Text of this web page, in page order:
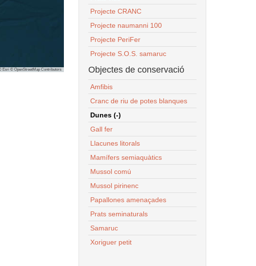
Esri © OpenStreetMap Contributors
Projecte CRANC
Projecte naumanni 100
Projecte PeriFer
Projecte S.O.S. samaruc
Objectes de conservació
Amfibis
Cranc de riu de potes blanques
Dunes (-)
Gall fer
Llacunes litorals
Mamífers semiaquàtics
Mussol comú
Mussol pirinenc
Papallones amenaçades
Prats seminaturals
Samaruc
Xoriguer petit